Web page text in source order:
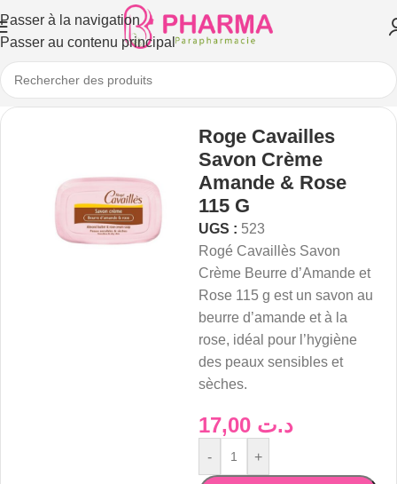
Passer à la navigation
Passer au contenu principal
Roge Cavailles
Savon Crème
Amande & Rose
115 G
UGS : 523
Rogé Cavaillès Savon
Crème Beurre d’Amande et
Rose 115 g est un savon au
beurre d’amande et à la
rose, idéal pour l’hygiène
des peaux sensibles et
sèches.
د.ت
- +